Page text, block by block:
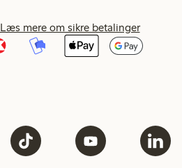
Læs mere om sikre betalinger